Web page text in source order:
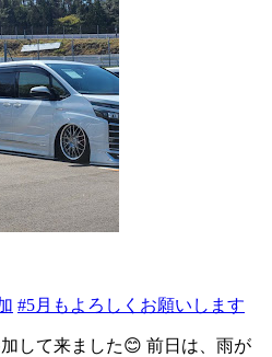
#5月もよろしくお願いします
して来ました😊 前日は、雨が